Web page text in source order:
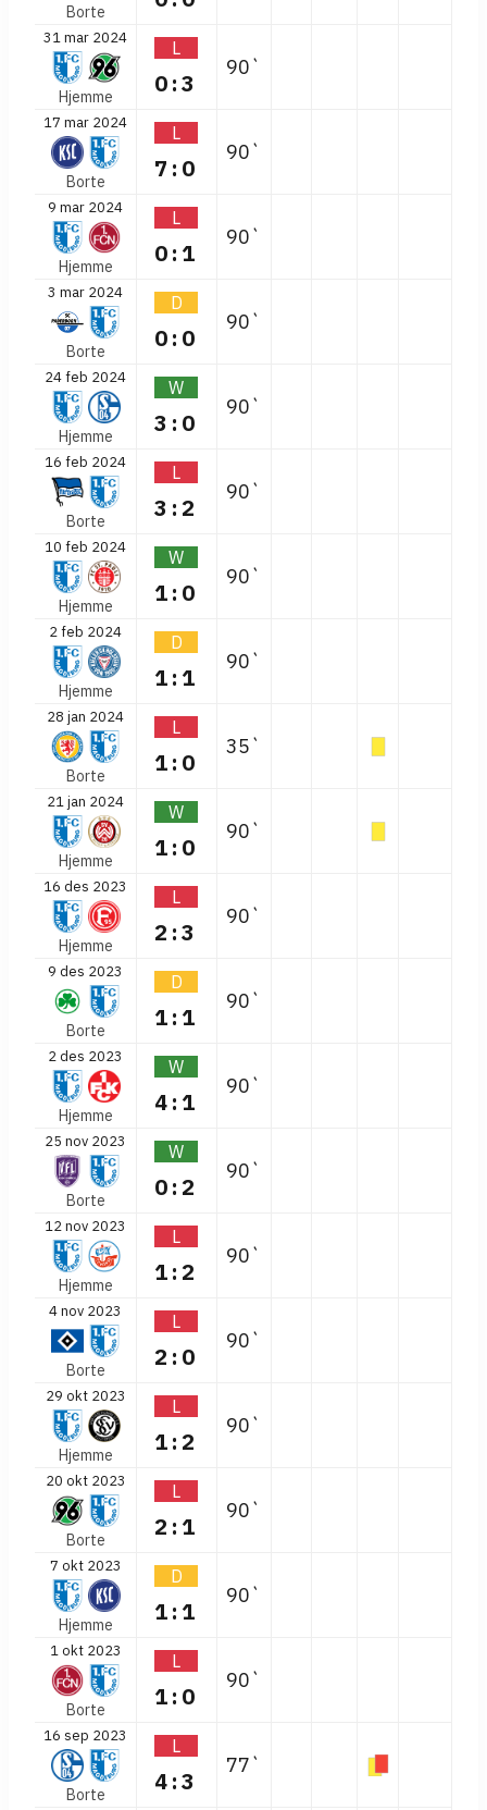
Borte
31 mar 2024
Hjemme
L
0:3
90`
17 mar 2024
Borte
L
7:0
90`
9 mar 2024
Hjemme
L
0:1
90`
3 mar 2024
Borte
D
0:0
90`
24 feb 2024
Hjemme
W
3:0
90`
16 feb 2024
Borte
L
3:2
90`
10 feb 2024
Hjemme
W
1:0
90`
2 feb 2024
Hjemme
D
1:1
90`
28 jan 2024
Borte
L
1:0
35`
21 jan 2024
Hjemme
W
1:0
90`
16 des 2023
Hjemme
L
2:3
90`
9 des 2023
Borte
D
1:1
90`
2 des 2023
Hjemme
W
4:1
90`
25 nov 2023
Borte
W
0:2
90`
12 nov 2023
Hjemme
L
1:2
90`
4 nov 2023
Borte
L
2:0
90`
29 okt 2023
Hjemme
L
1:2
90`
20 okt 2023
Borte
L
2:1
90`
7 okt 2023
Hjemme
D
1:1
90`
1 okt 2023
Borte
L
1:0
90`
16 sep 2023
Borte
L
4:3
77`